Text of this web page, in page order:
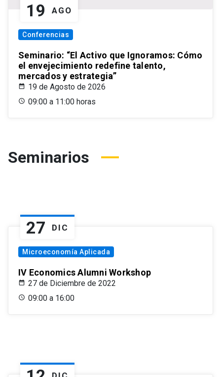
19 AGO
Conferencias
Seminario: “El Activo que Ignoramos: Cómo
el envejecimiento redefine talento,
mercados y estrategia”
19 de Agosto de 2026
09:00 a 11:00 horas
Seminarios
27 DIC
Microeconomía Aplicada
IV Economics Alumni Workshop
27 de Diciembre de 2022
09:00 a 16:00